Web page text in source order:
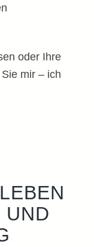
oder Ihre
mir – ich
UND